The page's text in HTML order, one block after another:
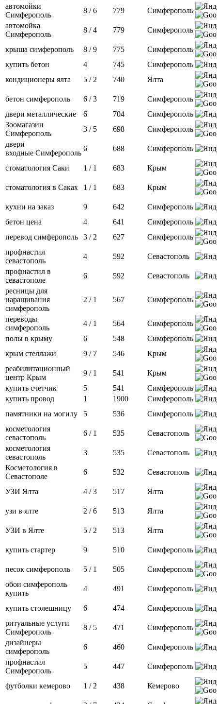
автомойки
Симферополь
8 / 6 779
Симферополь
автомойка
Симферополь
8 / 4 779 Симферополь
крыша симферополь 8 / 9 775
Симферополь
купить бетон
4 745
Симферополь
кондиционеры ялта
5 / 2 740 Ялта
бетон симферополь 6 / 3 719
Симферополь
двери металлические
6 704
Симферополь
Зоомагазин
Симферополь
3 / 5 698
Симферополь
двери
входные Симферополь
6 688 Симферополь
стоматология Саки 1 / 1 683 Крым
стоматология в Саках 1 / 1 683 Крым
кухни на заказ 9 642
Симферополь
бетон цена
4 641
Симферополь
перевод симферополь
3 / 2 627
Симферополь
профнастил
севастополь
4 592
Севастополь
профнастил в
севастополе
6 592
Севастополь
ресницы для
наращивания
симферополь
2 / 1 567 Симферополь
переводы
симферополь
4 / 1 564
Симферополь
полы в крыму
6 548
Симферополь
крым стеллажи
9 / 7 546
Крым
реабилитационный
центр Крым
9 / 1 541
Крым
купить счетчик
5 541
Симферополь
купить провод
1 1900
Симферополь
памятники на могилу
5 536
Симферополь
косметология
севастополь
6 / 1 535
Севастополь
косметология
севастополь
3 535
Севастополь
Косметология в
Севастополе
6 532 Севастополь
УЗИ Ялта 4 / 3 517 Ялта
узи в ялте 2 / 6 513 Ялта
УЗИ в Ялте 5 / 2 513 Ялта
купить стартер 9 510 Симферополь
песок симферополь 5 / 1 505
Симферополь
обои симферополь
купить
4 491 Симферополь
купить столешницу 6 474
Симферополь
ритуальные услуги
Симферополь
8 / 5 471
Симферополь
дизайнеры
симферополь
6 460
Симферополь
профнастил
Симферополь
5 447 Симферополь
футболки кемерово 1 / 2 438 Кемерово